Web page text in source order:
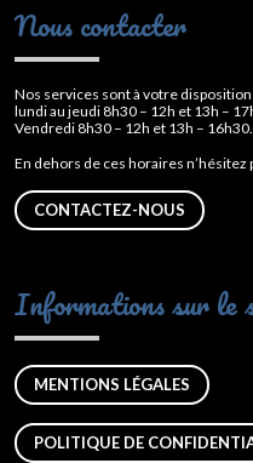
Nous contacter
Nos services sont à votre disposition
lundi au jeudi 8h30 – 12h et 13h –
Vendredi 8h30 – 12h et 13h – 16h30.
En dehors de ces horaires
CONTACTEZ-NOUS
Informations sur le
MENTIONS LÉGALES
POLITIQUE DE